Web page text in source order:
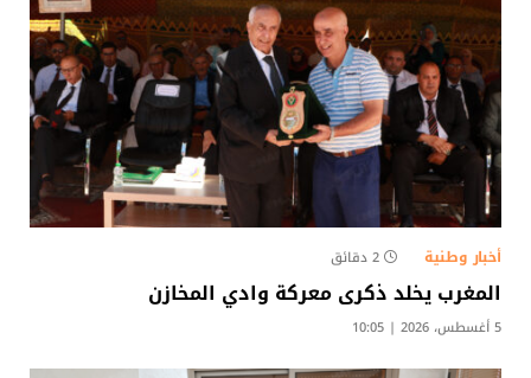
أخبار وطنية 2 دقائق
المغرب يخلد ذكرى معركة وادي المخازن
5 أغسطس، 2026 | 10:05